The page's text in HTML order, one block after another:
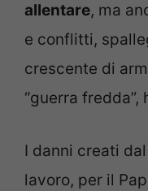
allentare, ma
e conflitti,
crescente di
“guerra
I danni creati
lavoro, per il